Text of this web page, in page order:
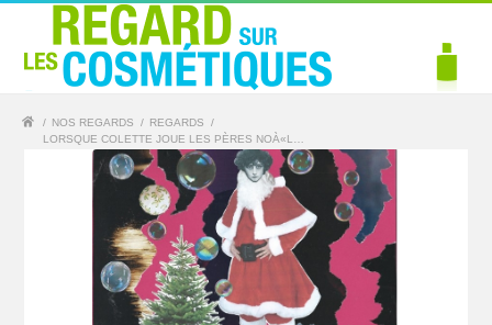
/ NOS REGARDS / REGARDS
/
LORSQUE COLETTE JOUE LES PÈRES NOÀ«L…